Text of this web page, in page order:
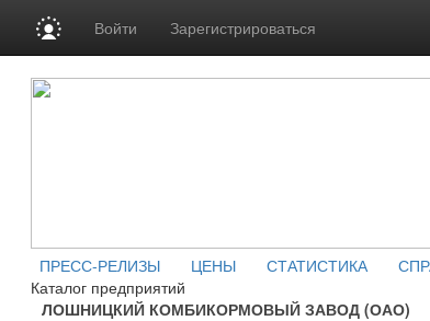
Войти Зарегистрироваться
ПРЕСС-РЕЛИЗЫ ЦЕНЫ СТАТИСТИКА
Каталог предприятий
ЛОШНИЦКИЙ КОМБИКОРМОВЫЙ ЗАВОД (ОАО)